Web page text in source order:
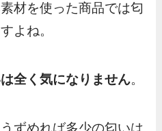
材を使った商品では匂
よね。
全く気になりません。
ずめれば多少の匂いは